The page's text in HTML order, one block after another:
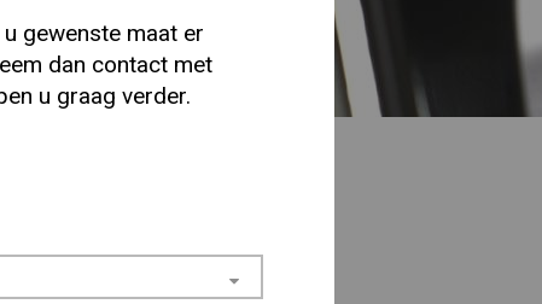
gewenste maat er
dan contact met
u graag verder.